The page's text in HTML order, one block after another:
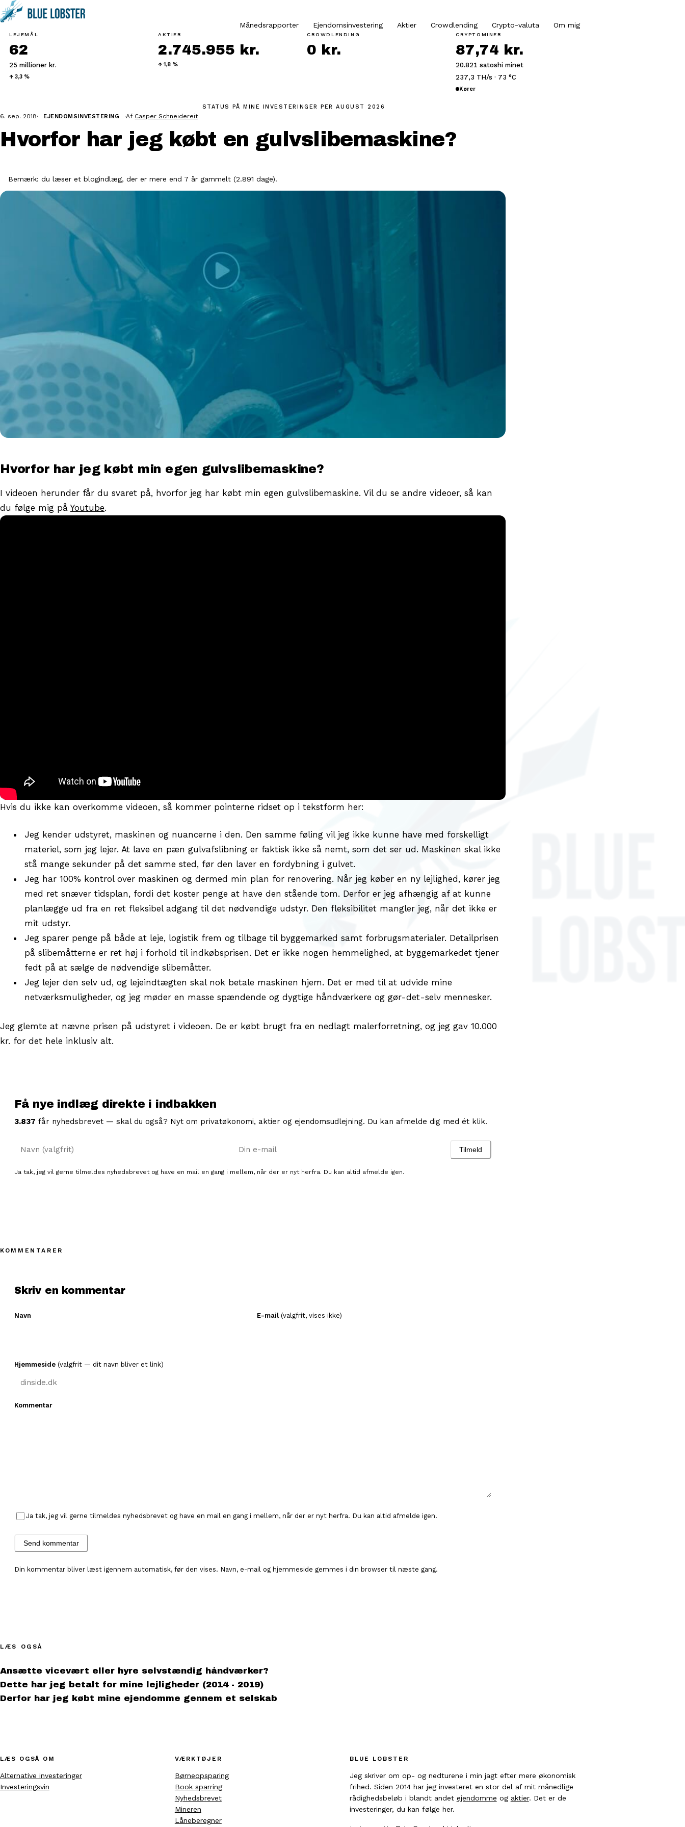
Månedsrapporter Ejendomsinvestering Aktier Crowdlending Crypto-valuta Om mig
LEJEMÅL
62
25 millioner kr.
↑ 3,3 %
AKTIER
2.745.955 kr.
↑ 1,8 %
CROWDLENDING
0 kr.
CRYPTOMINER
87,74 kr.
20.821 satoshi minet
237,3 TH/s · 73 °C
Kører
STATUS PÅ MINE INVESTERINGERPER AUGUST 2026
6. sep. 2018· EJENDOMSINVESTERING ·Af Casper Schneidereit
Hvorfor har jeg købt en gulvslibemaskine?
Bemærk: du læser et blogindlæg, der er mere end 7 år gammelt (2.891 dage).
Hvorfor har jeg købt min egen gulvslibemaskine?
I videoen herunder får du svaret på, hvorfor jeg har købt min egen gulvslibemaskine. Vil du se andre videoer, så kan
du følge mig på Youtube.
Hvis du ikke kan overkomme videoen, så kommer pointerne ridset op i tekstform her:
Jeg kender udstyret, maskinen og nuancerne i den. Den samme føling vil jeg ikke kunne have med forskelligt
materiel, som jeg lejer. At lave en pæn gulvafslibning er faktisk ikke så nemt, som det ser ud. Maskinen skal ikke
stå mange sekunder på det samme sted, før den laver en fordybning i gulvet.
Jeg har 100% kontrol over maskinen og dermed min plan for renovering. Når jeg køber en ny lejlighed, kører jeg
med ret snæver tidsplan, fordi det koster penge at have den stående tom. Derfor er jeg afhængig af at kunne
planlægge ud fra en ret fleksibel adgang til det nødvendige udstyr. Den fleksibilitet mangler jeg, når det ikke er
mit udstyr.
Jeg sparer penge på både at leje, logistik frem og tilbage til byggemarked samt forbrugsmaterialer. Detailprisen
på slibemåtterne er ret høj i forhold til indkøbsprisen. Det er ikke nogen hemmelighed, at byggemarkedet tjener
fedt på at sælge de nødvendige slibemåtter.
Jeg lejer den selv ud, og lejeindtægten skal nok betale maskinen hjem. Det er med til at udvide mine
netværksmuligheder, og jeg møder en masse spændende og dygtige håndværkere og gør-det-selv mennesker.
Jeg glemte at nævne prisen på udstyret i videoen. De er købt brugt fra en nedlagt malerforretning, og jeg gav 10.000
kr. for det hele inklusiv alt.
Få nye indlæg direkte i indbakken
3.837 får nyhedsbrevet — skal du også? Nyt om privatøkonomi, aktier og ejendomsudlejning. Du kan afmelde dig med ét klik.
Navn E-mail Tilmeld
Ja tak, jeg vil gerne tilmeldes nyhedsbrevet og have en mail en gang i mellem, når der er nyt herfra. Du kan altid afmelde igen.
KOMMENTARER
Skriv en kommentar
Navn E-mail (valgfrit, vises ikke)
Hjemmeside (valgfrit — dit navn bliver et link)
Kommentar
Ja tak, jeg vil gerne tilmeldes nyhedsbrevet og have en mail en gang i mellem, når der er nyt herfra. Du kan altid afmelde igen.
Send kommentar
Din kommentar bliver læst igennem automatisk, før den vises. Navn, e-mail og hjemmeside gemmes i din browser til næste gang.
LÆS OGSÅ
Ansætte vicevært eller hyre selvstændig håndværker?
Dette har jeg betalt for mine lejligheder (2014 - 2019)
Derfor har jeg købt mine ejendomme gennem et selskab
LÆS OGSÅ OM
Alternative investeringer
Investeringsvin
VÆRKTØJER
Børneopsparing
Book sparring
Nyhedsbrevet
Mineren
Låneberegner
BLUE LOBSTER
Jeg skriver om op- og nedturene i min jagt efter mere økonomisk
frihed. Siden 2014 har jeg investeret en stor del af mit månedlige
rådighedsbeløb i blandt andet ejendomme og aktier. Det er de
investeringer, du kan følge her.